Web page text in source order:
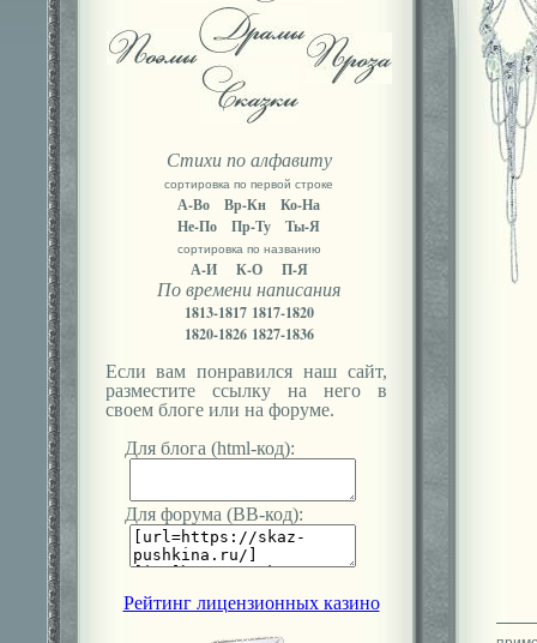
Стихи по алфавиту
сортировка по первой строке
А-Во Вр-Кн
Ко-На
Не-По
Пр-Ту Ты-Я
сортировка по названию
А-И К-О
П-Я
По времени написания
1813-1817 1817-1820
1820-1826 1827-1836
Если вам понравился наш сайт,
разместите ссылку на него в
своем блоге или на форуме.
Для блога (html-код):
Для форума (ВВ-код):
Рейтинг лицензионных казино